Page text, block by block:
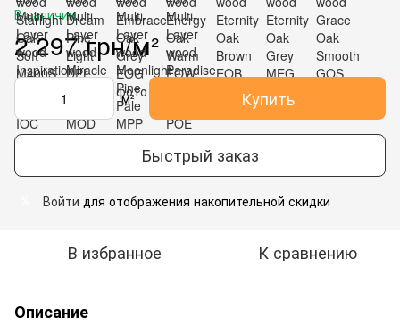
В наличии
2 297 грн/м²
м² Купить
Быстрый заказ
Войти для отображения накопительной скидки
В избранное К сравнению
Описание